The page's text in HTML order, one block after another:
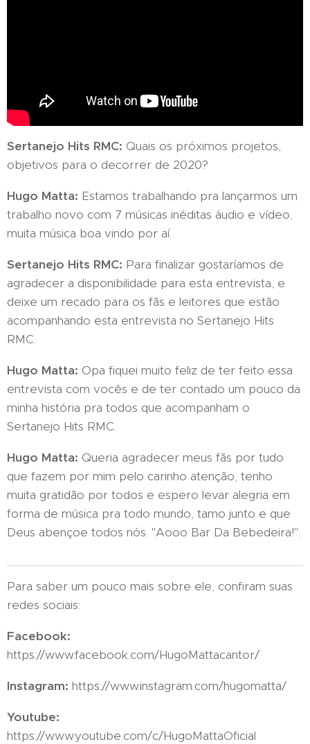
Sertanejo Hits RMC: Quais os próximos projetos,
objetivos para o decorrer de 2020?
Hugo Matta: Estamos trabalhando pra lançarmos um
trabalho novo com 7 músicas inéditas áudio e vídeo,
muita música boa vindo por aí.
Sertanejo Hits RMC: Para finalizar gostaríamos de
agradecer a disponibilidade para esta entrevista, e
deixe um recado para os fãs e leitores que estão
acompanhando esta entrevista no Sertanejo Hits
RMC.
Hugo Matta: Opa fiquei muito feliz de ter feito essa
entrevista com vocês e de ter contado um pouco da
minha história pra todos que acompanham o
Sertanejo Hits RMC.
Hugo Matta: Queria agradecer meus fãs por tudo
que fazem por mim pelo carinho atenção, tenho
muita gratidão por todos e espero levar alegria em
forma de música pra todo mundo, tamo junto e que
Deus abençoe todos nós. "Aooo Bar Da Bebedeira!".
Para saber um pouco mais sobre ele, confiram suas
redes sociais:
Facebook:
https://www.facebook.com/HugoMattacantor/
Instagram: https://www.instagram.com/hugomatta/
Youtube:
https://www.youtube.com/c/HugoMattaOficial